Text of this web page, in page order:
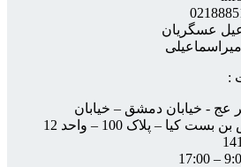
:
عج - خیابان دمشق – خیابان
کیا – پلاک 100 – واحد 12